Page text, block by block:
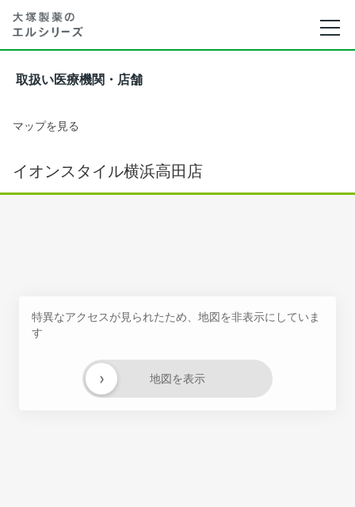
取扱い医療機関・店舗
マップを見る
イオンスタイル横浜高田店
特異なアクセスが見られたため、地図を非表示にしていま
す
地図を表示
›